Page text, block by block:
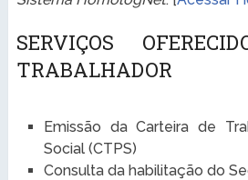
SERVIÇOS
TRABALHADOR
Emissão da Carteira de
Social (CTPS)
Consulta da habilitação do